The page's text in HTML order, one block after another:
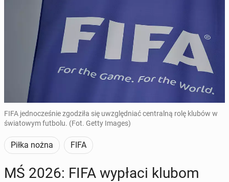
FIFA jednocześnie zgodziła się uwzględniać centralną rolę klubów w
światowym futbolu. (Fot. Getty Images)
Piłka nożna FIFA
MŚ 2026: FIFA wypłaci klubom